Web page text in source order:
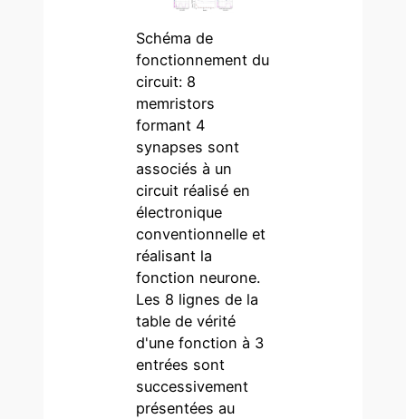
Schéma de
fonctionnement du
circuit: 8
memristors
formant 4
synapses sont
associés à un
circuit réalisé en
électronique
conventionnelle et
réalisant la
fonction neurone.
Les 8 lignes de la
table de vérité
d'une fonction à 3
entrées sont
successivement
présentées au